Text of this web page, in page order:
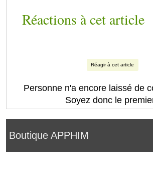
Boutique APPHIM
Réactions à cet article
Réagir à cet article
Personne n'a encore laissé de
Soyez donc le